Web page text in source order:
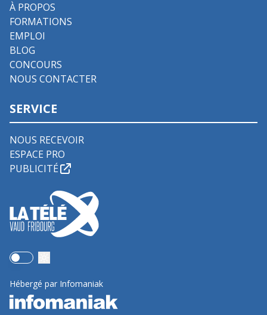
À PROPOS
FORMATIONS
EMPLOI
BLOG
CONCOURS
NOUS CONTACTER
SERVICE
NOUS RECEVOIR
ESPACE PRO
PUBLICITÉ
Use setting
Hébergé par Infomaniak